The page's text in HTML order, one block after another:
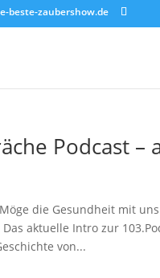
beste-zaubershow.de
Podcast
die Gesundheit mit
aktuelle Intro zur
von...